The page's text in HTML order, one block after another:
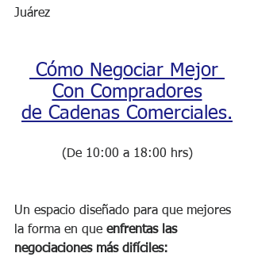
Juárez
Con Compradores
de Cadenas Comerciales.
(De 10:00 a 18:00 hrs)
Un espacio diseñado para que mejores
la forma en que enfrentas las
negociaciones más difíciles: